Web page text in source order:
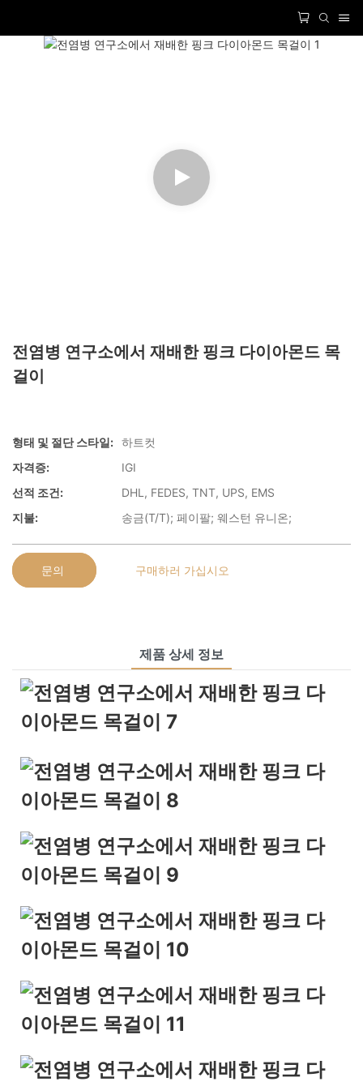
전염병 연구소에서 재배한 핑크 다이아몬드 목
걸이
형태 및 절단 스타일: 하트컷
자격증:
IGI
선적 조건:
DHL, FEDES, TNT, UPS, EMS
지불:
송금(T/T); 페이팔; 웨스턴 유니온;
문의 구매하러 가십시오
제품 상세 정보